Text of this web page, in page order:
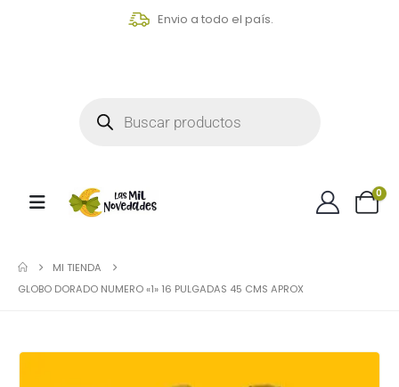
Envio a todo el país.
0
MI TIENDA
GLOBO DORADO NUMERO «1» 16 PULGADAS 45 CMS APROX